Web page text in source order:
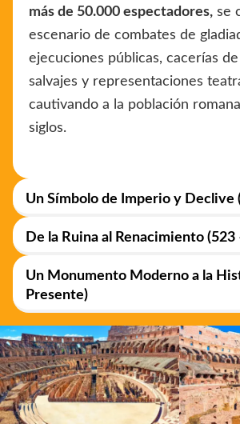
más de 50.000 espectadores, se
escenario de combates de
ejecuciones públicas, cacerías
salvajes y representaciones
cautivando a la población
siglos.
Un Símbolo de Imperio y Declive
De la Ruina al Renacimiento (523
Un Monumento Moderno a la
Presente)